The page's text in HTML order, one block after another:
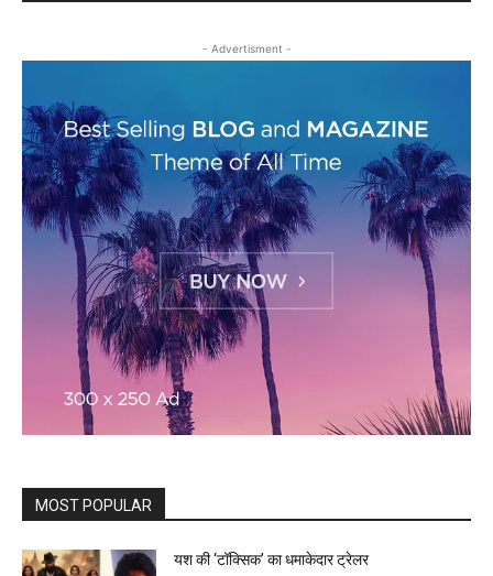
- Advertisment -
MOST POPULAR
यश की ‘टॉक्सिक’ का धमाकेदार ट्रेलर